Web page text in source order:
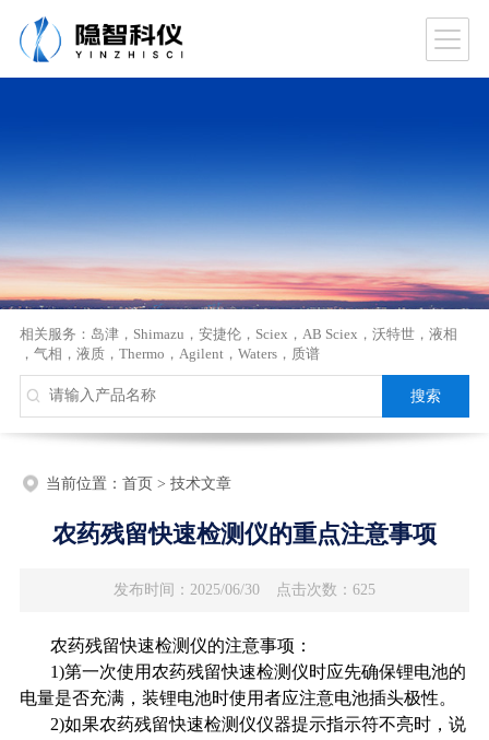
相关服务： 岛津， Shimazu ， 安捷伦， Sciex ， AB Sciex ， 沃特世， 液相
， 气相 ， 液质， Thermo ， Agilent ， Waters， 质谱
当前位置： 首页> 技术文章
农药残留快速检测仪的重点注意事项
发布时间：2025/06/30 点击次数：625
农药残留快速检测仪的注意事项：
1)第一次使用农药残留快速检测仪时应先确保锂电池的
电量是否充满，装锂电池时使用者应注意电池插头极性。
2)如果农药残留快速检测仪仪器提示指示符不亮时，说